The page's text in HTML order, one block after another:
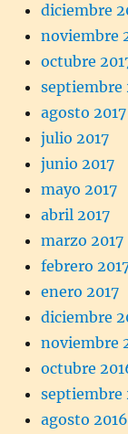
diciembre
noviembre
octubre
septiembre
agosto 2017
julio 2017
junio 2017
mayo 2017
abril 2017
marzo 2017
febrero
enero 2017
diciembre
noviembre
octubre
septiembre
agosto 2016